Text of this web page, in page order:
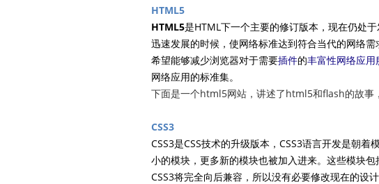
HTML5
HTML5是HTML下一个主要的修订版本，现在仍处
迅速发展的时候，使网络标准达到符合当代的网络
希望能够减少浏览器对于需要插件的丰富性网络应用
网络应用的标准集。
下面是一个html5网站，讲述了html5和flash的故事
CSS3
CSS3是CSS技术的升级版本，CSS3语言开发是朝
小的模块，更多新的模块也被加入进来。这些模块包
CSS3将完全向后兼容，所以没有必要修改现在的设